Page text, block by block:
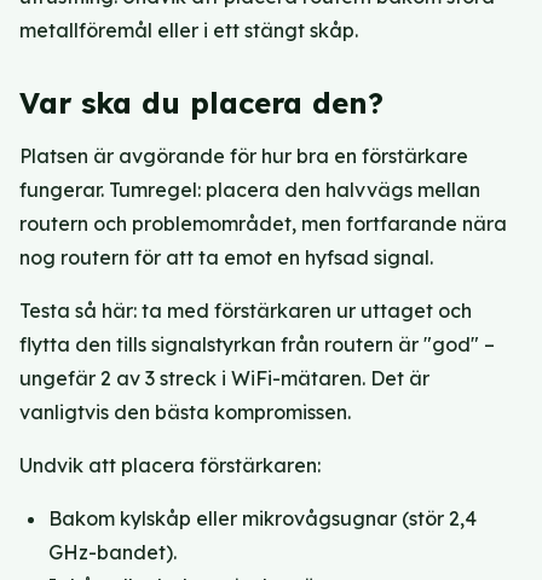
metallföremål eller i ett stängt skåp.
Var ska du placera den?
Platsen är avgörande för hur bra en förstärkare
fungerar. Tumregel: placera den halvvägs mellan
routern och problemområdet, men fortfarande nära
nog routern för att ta emot en hyfsad signal.
Testa så här: ta med förstärkaren ur uttaget och
flytta den tills signalstyrkan från routern är "god" –
ungefär 2 av 3 streck i WiFi-mätaren. Det är
vanligtvis den bästa kompromissen.
Undvik att placera förstärkaren:
Bakom kylskåp eller mikrovågsugnar (stör 2,4
GHz-bandet).